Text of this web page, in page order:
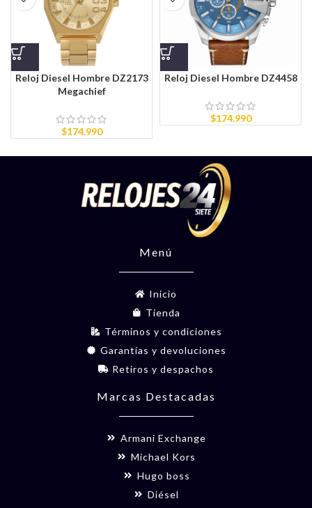
Reloj Diesel Hombre DZ2173
Megachief
$174.990
Reloj Diesel Hombre DZ4458
$174.990
Menú
Inicio
Tienda
Términos y condiciones
Garantías y devoluciones
Retiros y despachos
Marcas Destacadas
Armani Exchange
Michael Kors
Hugo boss
Diésel